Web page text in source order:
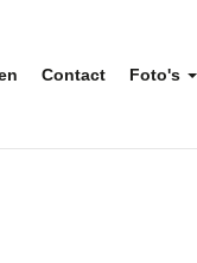
Contact Foto's